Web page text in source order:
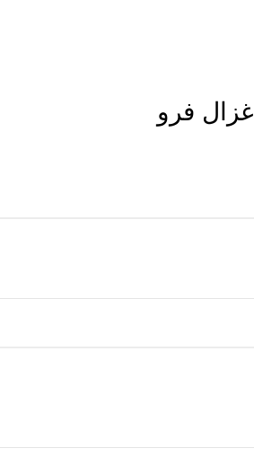
غزال فرو